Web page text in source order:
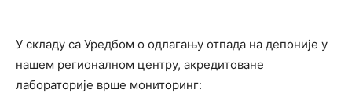
У складу са Уредбом о одлагању отпада на депоније у
нашем регионалном центру, акредитоване
лабораторије врше мониторинг: